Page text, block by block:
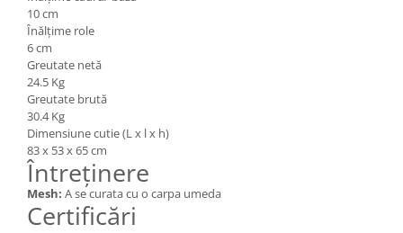
10 cm
Înălțime role
6 cm
Greutate netă
24.5 Kg
Greutate brută
30.4 Kg
Dimensiune cutie (L x l x h)
83 x 53 x 65 cm
Întreținere
Mesh: A se curata cu o carpa umeda
Certificări